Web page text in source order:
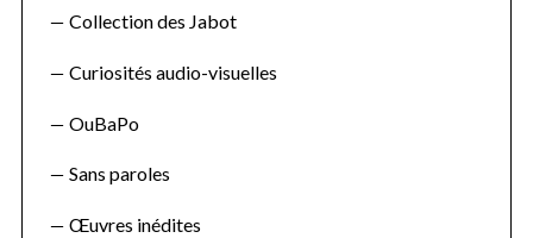
Collection des Jabot
Curiosités audio-visuelles
OuBaPo
Sans paroles
Œuvres inédites